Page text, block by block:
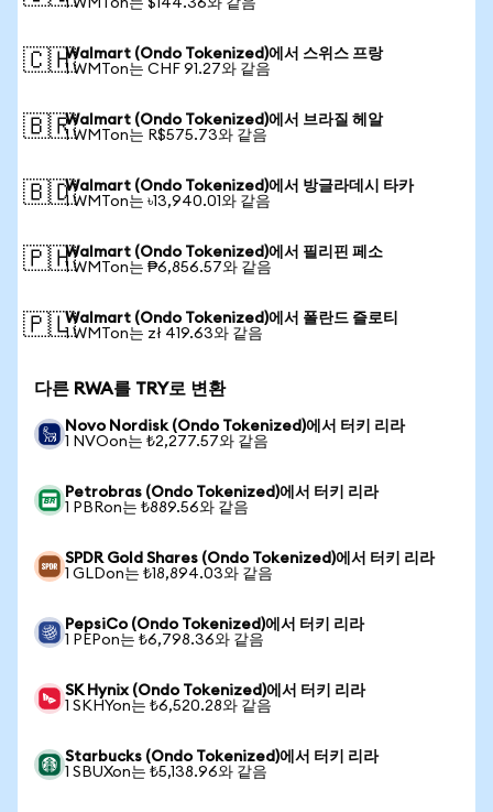
1 WMTon는 $144.36와 같음
🇨🇭Walmart (Ondo Tokenized)에서 스위스 프랑
1 WMTon는 CHF 91.27와 같음
🇧🇷Walmart (Ondo Tokenized)에서 브라질 헤알
1 WMTon는 R$575.73와 같음
🇧🇩Walmart (Ondo Tokenized)에서 방글라데시 타카
1 WMTon는 ৳13,940.01와 같음
🇵🇭Walmart (Ondo Tokenized)에서 필리핀 페소
1 WMTon는 ₱6,856.57와 같음
🇵🇱Walmart (Ondo Tokenized)에서 폴란드 즐로티
1 WMTon는 zł 419.63와 같음
다른 RWA를 TRY로 변환
Novo Nordisk (Ondo Tokenized)에서 터키 리라
1 NVOon는 ₺2,277.57와 같음
Petrobras (Ondo Tokenized)에서 터키 리라
1 PBRon는 ₺889.56와 같음
SPDR Gold Shares (Ondo Tokenized)에서 터키 리라
1 GLDon는 ₺18,894.03와 같음
PepsiCo (Ondo Tokenized)에서 터키 리라
1 PEPon는 ₺6,798.36와 같음
SK Hynix (Ondo Tokenized)에서 터키 리라
1 SKHYon는 ₺6,520.28와 같음
Starbucks (Ondo Tokenized)에서 터키 리라
1 SBUXon는 ₺5,138.96와 같음